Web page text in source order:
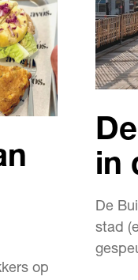
op
in
De
stad